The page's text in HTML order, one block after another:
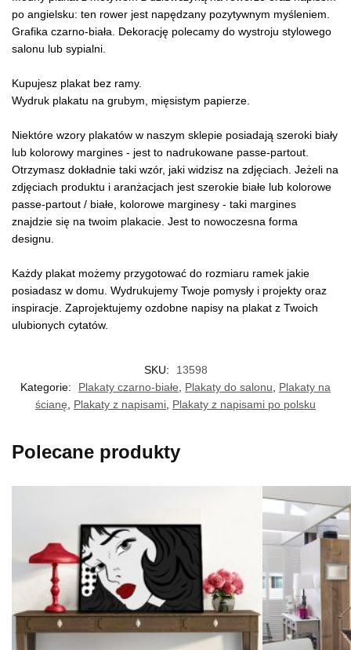
po angielsku: ten rower jest napędzany pozytywnym myśleniem.
Grafika czarno-biała. Dekorację polecamy do wystroju stylowego
salonu lub sypialni.
Kupujesz plakat bez ramy.
Wydruk plakatu na grubym, mięsistym papierze.
Niektóre wzory plakatów w naszym sklepie posiadają szeroki biały
lub kolorowy margines - jest to nadrukowane passe-partout.
Otrzymasz dokładnie taki wzór, jaki widzisz na zdjęciach. Jeżeli na
zdjęciach produktu i aranżacjach jest szerokie białe lub kolorowe
passe-partout / białe, kolorowe marginesy - taki margines
znajdzie się na twoim plakacie. Jest to nowoczesna forma
designu.
Każdy plakat możemy przygotować do rozmiaru ramek jakie
posiadasz w domu. Wydrukujemy Twoje pomysły i projekty oraz
inspiracje. Zaprojektujemy ozdobne napisy na plakat z Twoich
ulubionych cytatów.
SKU:
13598
Kategorie:
Plakaty czarno-białe Plakaty do salonu
Plakaty na
ścianę
Plakaty z napisami Plakaty z napisami po polsku
Polecane produkty